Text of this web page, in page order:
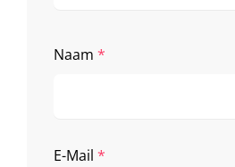
Naam *
E-Mail *